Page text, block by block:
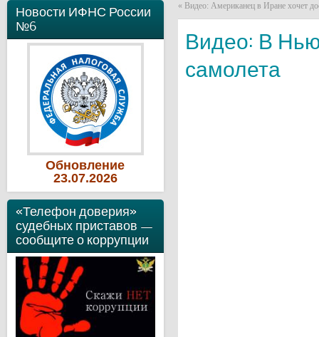
Новости ИФНС России
№6
Обновление
23.07.2026
«Телефон доверия»
судебных приставов —
сообщите о коррупции
« Видео: Американец в Иране хочет
Видео: В
самолета